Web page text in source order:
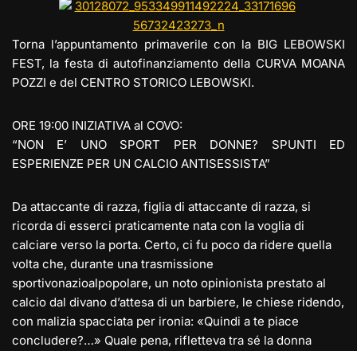
gr
a
m
o
d
o
n
s
A
p
p
e
b
o
o
k
l
y
Li
n
vi
di
Torna l’appuntamento primaverile con la BIG LEBOWSKI
FEST, la festa di autofinanziamento della CURVA MOANA
POZZI e del CENTRO STORICO LEBOWSKI.
ORE 19:00 INIZIATIVA al COVO:
“NON E’ UNO SPORT PER DONNE? SPUNTI ED
ESPERIENZE PER UN CALCIO ANTISESSISTA”
Da attaccante di razza, figlia di attaccante di razza, si
ricorda di esserci praticamente nata con la voglia di
calciare verso la porta. Certo, ci fu poco da ridere quella
volta che, durante una trasmissione
sportivonazioalpopolare, un noto opinionista prestato al
calcio dal divano d’attesa di un barbiere, le chiese ridendo,
con malizia spacciata per ironia: «Quindi a te piace
concludere?…» Quale pena, rifletteva tra sé la donna